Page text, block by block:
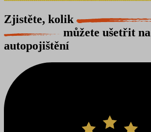
Zjistěte, kolik
můžete ušetřit na
autopojištění